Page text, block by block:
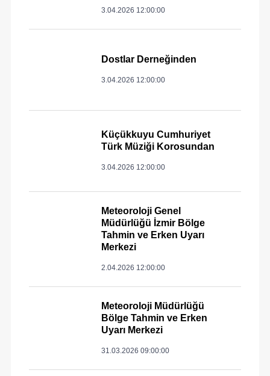
3.04.2026 12:00:00
Dostlar Derneğinden
3.04.2026 12:00:00
Küçükkuyu Cumhuriyet
Türk Müziği Korosundan
3.04.2026 12:00:00
Meteoroloji Genel
Müdürlüğü İzmir Bölge
Tahmin ve Erken Uyarı
Merkezi
2.04.2026 12:00:00
Meteoroloji Müdürlüğü
Bölge Tahmin ve Erken
Uyarı Merkezi
31.03.2026 09:00:00